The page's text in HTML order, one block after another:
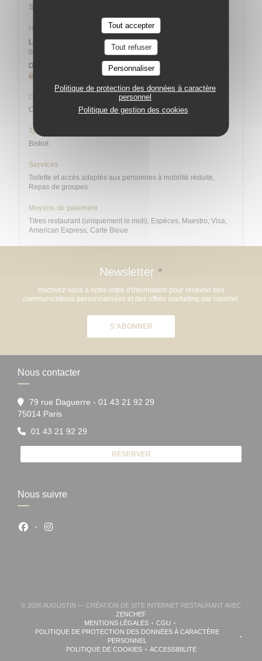
Tout accepter
Tout refuser
Personnaliser
Politique de protection des données à caractère
personnel
Politique de gestion des cookies
Station n° 14103 132 / 136 AVENUE DU MAINE
Horaires
Lun
09h00 - 13h45
19h00 - 21h45
Dimanche
Cuisine
Cuisine Créative, Bistronomique
Type de restaurant
Bistrot
Services
Toilette et accès adaptés aux personnes à mobilité réduite,
Repas de groupes
Moyens de paiement
Titres restaurant (uniquement le midi), Espèces, Maestro, Visa,
American Express, Carte Bleue
Newsletter *
Inscrivez-vous à notre lettre d'information pour recevoir des
communications personnalisées et des offres marketing par courriel.
S'ABONNER
Nous contacter
79 rue Daguerre - 01 43 21 92 29
75014 Paris((ouvre une nouvelle fenêtre))
01 43 21 92 29
RÉSERVER
Nous suivre
Facebook ((ouvre une nouvelle fenêtre))
Instagram ((ouvre une nouvelle fenêtre))
© 2026 AUGUSTIN — CRÉATION DE SITE INTERNET RESTAURANT AVEC
ZENCHEF((OUVRE UNE NOUVELLE FENÊTRE))
MENTIONS LÉGALES((OUVRE UNE NOUVELLE FENÊTRE))
CGU((OUVRE UNE NOUVELLE
POLITIQUE DE PROTECTION DES DONNÉES À CARACTÈRE
PERSONNEL((OUVRE UNE NOUVELLE FENÊTRE))
POLITIQUE DE COOKIES((OUVRE UNE NOUVELLE FENÊTRE))
ACCESSIBILITE((OUVRE UNE NOUVELLE